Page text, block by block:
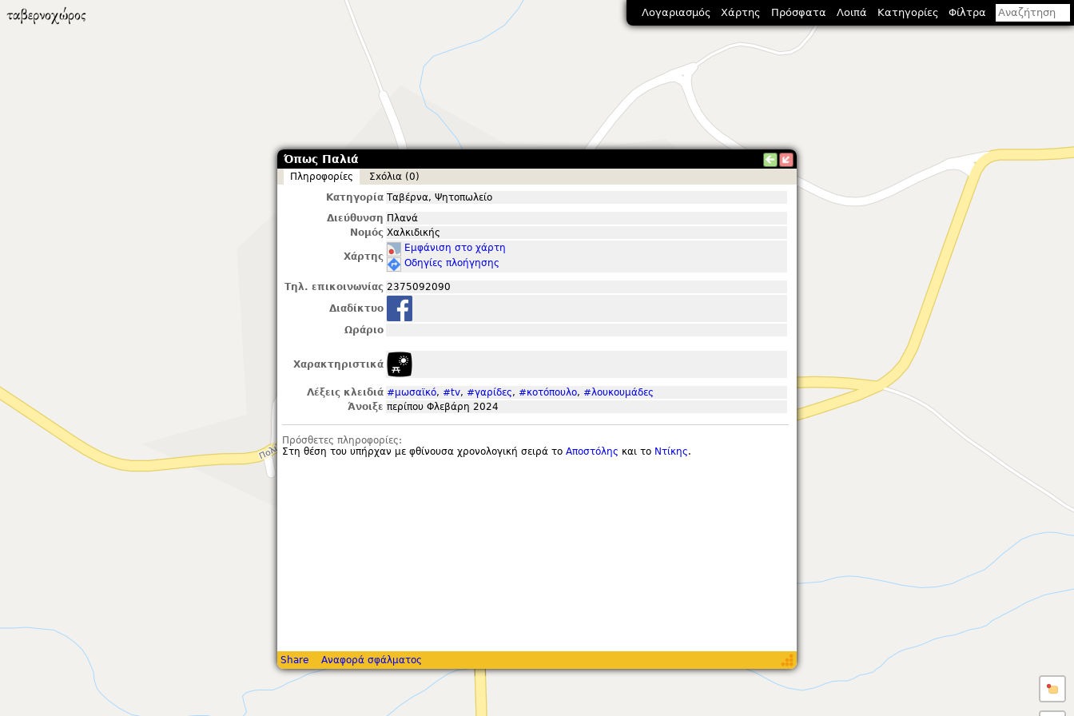
Όπως Παλιά
Πληροφορίες
Σxόλια (0)
Κατηγορία Ταβέρνα, Ψητοπωλείο
Διεύθυνση Πλανά
Νομός Χαλκιδικής
Χάρτης
Εμφάνιση στο χάρτη
Οδηγίες πλοήγησης
Τηλ. επικοινωνίας 2375092090
Διαδίκτυο
Ωράριο
Χαρακτηριστικά
Λέξεις κλειδιά #μωσαϊκό, #tv, #γαρίδες, #κοτόπουλο, #λουκουμάδες
Άνοιξε περίπου Φλεβάρη 2024
Πρόσθετες πληροφορίες:
Στη θέση του υπήρχαν με φθίνουσα χρονολογική σειρά το Αποστόλης και το Ντίκης.
Share Αναφορά σφάλματος
Λογαριασμός Χάρτης Πρόσφατα Λοιπά Κατηγορίες Φίλτρα